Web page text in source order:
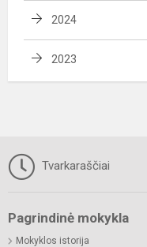
2024
2023
Tvarkaraščiai
Pagrindinė mokykla
Mokyklos istorija